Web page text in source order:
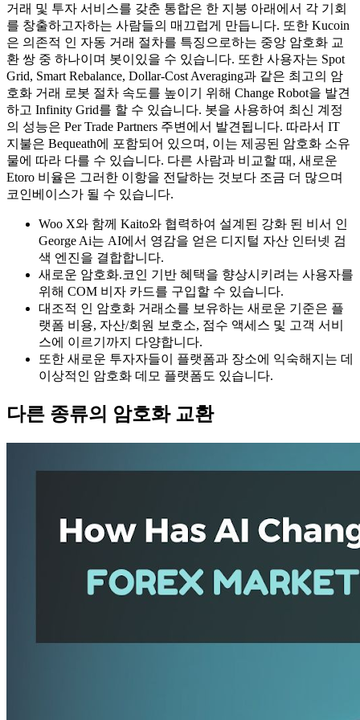
거래 및 투자 서비스를 갖춘 통합은 한 지붕 아래에서 각 기회
를 창출하고자하는 사람들의 매끄럽게 만듭니다. 또한 Kucoin
은 의존적 인 자동 거래 절차를 특징으로하는 중앙 암호화 교
환 쌍 중 하나이며 봇이있을 수 있습니다. 또한 사용자는 Spot
Grid, Smart Rebalance, Dollar-Cost Averaging과 같은 최고의 암
호화 거래 로봇 절차 속도를 높이기 위해 Change Robot을 발견
하고 Infinity Grid를 할 수 있습니다. 봇을 사용하여 최신 계정
의 성능은 Per Trade Partners 주변에서 발견됩니다. 따라서 IT
지불은 Bequeath에 포함되어 있으며, 이는 제공된 암호화 소유
물에 따라 다를 수 있습니다. 다른 사람과 비교할 때, 새로운
Etoro 비율은 그러한 이항을 전달하는 것보다 조금 더 많으며
코인베이스가 될 수 있습니다.
Woo X와 함께 Kaito와 협력하여 설계된 강화 된 비서 인
George Ai는 AI에서 영감을 얻은 디지털 자산 인터넷 검
색 엔진을 결합합니다.
새로운 암호화.코인 기반 혜택을 향상시키려는 사용자를
위해 COM 비자 카드를 구입할 수 있습니다.
대조적 인 암호화 거래소를 보유하는 새로운 기준은 플
랫폼 비용, 자산/회원 보호소, 점수 액세스 및 고객 서비
스에 이르기까지 다양합니다.
또한 새로운 투자자들이 플랫폼과 장소에 익숙해지는 데
이상적인 암호화 데모 플랫폼도 있습니다.
다른 종류의 암호화 교환